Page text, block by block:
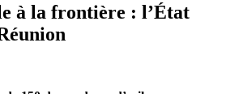
à la frontière : l’État